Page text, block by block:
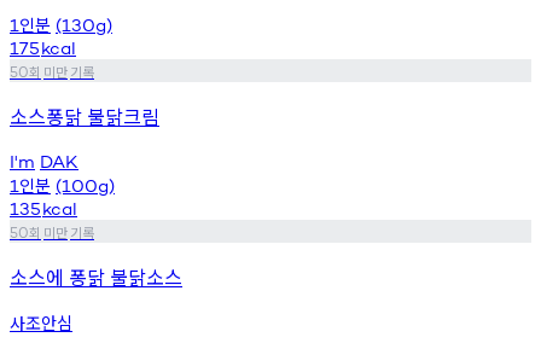
1 인분 (130g)
175kcal
50회 미만기록
소스퐁닭 불닭크림
I'm DAK
1 인분 (100g)
135kcal
50회 미만기록
소스에 퐁닭 불닭소스
사조안심